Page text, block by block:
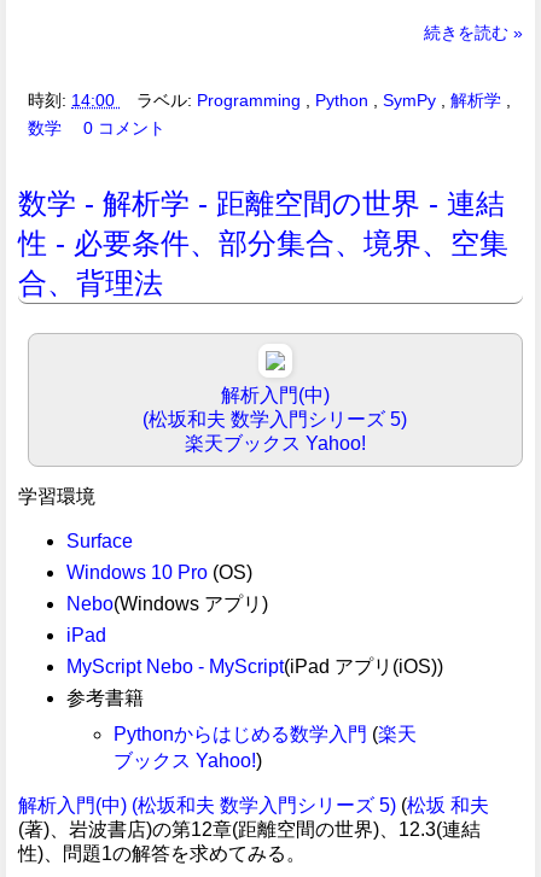
続きを読む »
時刻: 14:00 ラベル: Programming Python ,SymPy ,解析学
数学
0 コメント
数学 - 解析学 - 距離空間の世界 - 連結
性 - 必要条件、部分集合、境界、空集
合、背理法
解析入門(中)
(松坂和夫 数学入門シリーズ 5)
楽天ブックス Yahoo!
学習環境
Surface
Windows 10 Pro(OS)
Nebo(Windows アプリ)
iPad
MyScript Nebo - MyScript(iPad アプリ(iOS))
参考書籍
Pythonからはじめる数学入門 (楽天
ブックス Yahoo!)
解析入門(中) (松坂和夫 数学入門シリーズ 5) (松坂 和夫
(著)、岩波書店)の第12章(距離空間の世界)、12.3(連結
性)、問題1の解答を求めてみる。